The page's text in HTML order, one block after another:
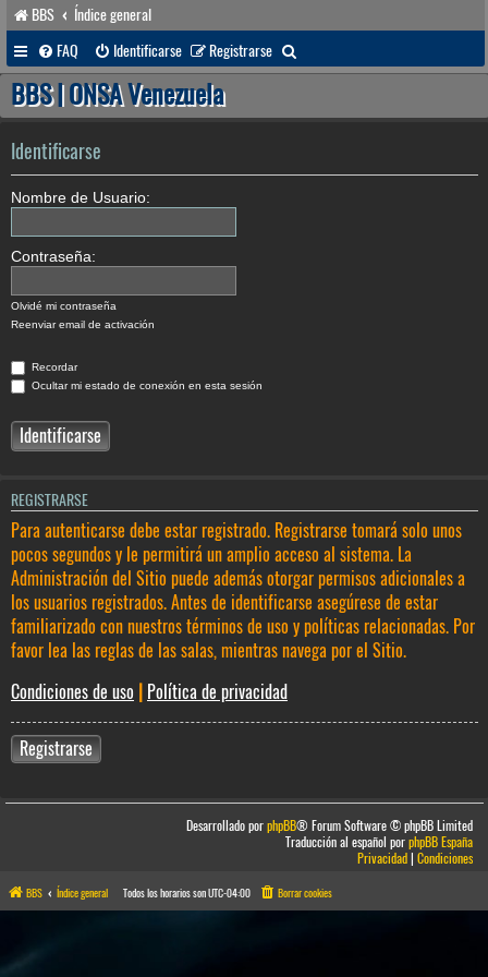
BBS
Índice general
FAQ
Identificarse Registrarse
u
a
BBS | ONSA Venezuela
Identificarse
Nombre de Usuario:
Contraseña:
Olvidé mi contraseña
Reenviar email de activación
Recordar
Ocultar mi estado de conexión en esta sesión
REGISTRARSE
Para autenticarse debe estar registrado. Registrarse tomará solo unos
pocos segundos y le permitirá un amplio acceso al sistema. La
Administración del Sitio puede además otorgar permisos adicionales a
los usuarios registrados. Antes de identificarse asegúrese de estar
familiarizado con nuestros términos de uso y políticas relacionadas. Por
favor lea las reglas de las salas, mientras navega por el Sitio.
Condiciones de uso
Política de privacidad
Registrarse
Desarrollado porphpBB® Forum Software © phpBB Limited
Traducción al español porphpBB España
Privacidad|Condiciones
BBS Índice general Todos los horarios sonUTC-04:00 Borrar cookies